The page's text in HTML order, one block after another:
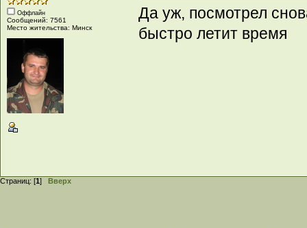
Оффлайн
Сообщений: 7561
Место жительства: Минск
Да уж, посмотрел
быстро летит время
Страниц: [1] Вверх